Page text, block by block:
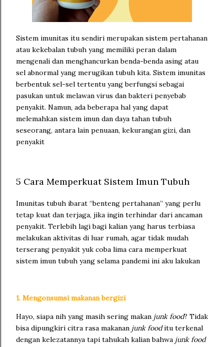
Sistem imunitas itu sendiri merupakan sistem pertahanan
atau kekebalan tubuh yang memiliki peran dalam
mengenali dan menghancurkan benda-benda asing atau
sel abnormal yang merugikan tubuh kita. Sistem imunitas
berbentuk sel-sel tertentu yang berfungsi sebagai
pasukan untuk melawan virus dan bakteri penyebab
penyakit. Namun, ada beberapa hal yang dapat
melemahkan sistem imun dan daya tahan tubuh
seseorang, antara lain penuaan, kekurangan gizi, dan
penyakit
5 Cara Memperkuat Sistem Imun Tubuh
Imunitas tubuh ibarat “benteng pertahanan” yang perlu
tetap kuat dan terjaga, jika ingin terhindar dari ancaman
penyakit. Terlebih lagi bagi kalian yang harus terbiasa
melakukan aktivitas di luar rumah, agar tidak mudah
terserang penyakit yuk coba lima cara memperkuat
sistem imun tubuh yang selama pandemi ini aku lakukan
1. Mengonsumsi makanan bergizi
Hayo, siapa nih yang masih sering makan junk food? Tidak
bisa dipungkiri citra rasa makanan junk fooditu terkenal
dengan kelezatannya tapi tahukah kalian bahwa junk food